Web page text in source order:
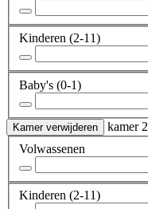
Kinderen (2-11)
Baby's (0-1)
Kamer verwijderen
kamer 2
Volwassenen
Kinderen (2-11)